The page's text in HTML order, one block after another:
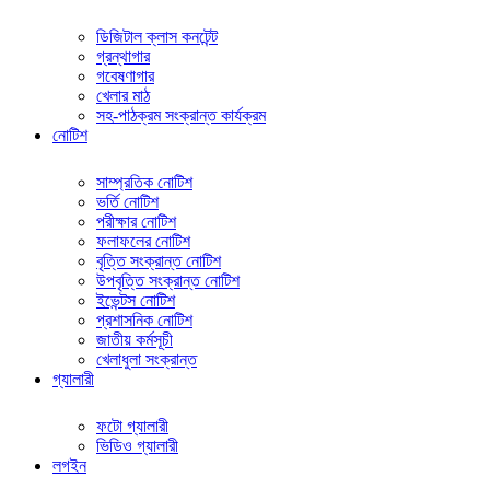
ডিজিটাল ক্লাস কনটেন্ট
গ্রন্থাগার
গবেষণাগার
খেলার মাঠ
সহ-পাঠক্রম সংক্রান্ত কার্যক্রম
নোটিশ
সাম্প্রতিক নোটিশ
ভর্তি নোটিশ
পরীক্ষার নোটিশ
ফলাফলের নোটিশ
বৃত্তি সংক্রান্ত নোটিশ
উপবৃত্তি সংক্রান্ত নোটিশ
ইভেন্টস নোটিশ
প্রশাসনিক নোটিশ
জাতীয় কর্মসূচী
খেলাধুলা সংক্রান্ত
গ্যালারী
ফটো গ্যালারী
ভিডিও গ্যালারী
লগইন